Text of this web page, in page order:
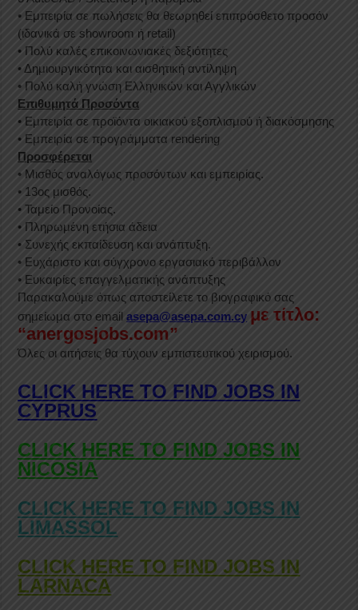
• Εμπειρία σε πωλήσεις θα θεωρηθεί επιπρόσθετο προσόν
(ιδανικά σε showroom ή retail)
• Πολύ καλές επικοινωνιακές δεξιότητες
• Δημιουργικότητα και αισθητική αντίληψη
• Πολύ καλή γνώση Ελληνικών και Αγγλικών
Επιθυμητά Προσόντα
• Εμπειρία σε προϊόντα οικιακού εξοπλισμού ή διακόσμησης
• Εμπειρία σε προγράμματα rendering
Προσφέρεται
• Μισθός αναλόγως προσόντων και εμπειρίας.
• 13ος μισθός.
• Ταμείο Προνοίας.
• Πληρωμένη ετήσια άδεια
• Συνεχής εκπαίδευση και ανάπτυξη.
• Ευχάριστο και σύγχρονο εργασιακό περιβάλλον
• Ευκαιρίες επαγγελματικής ανάπτυξης
Παρακαλούμε όπως αποστείλετε το βιογραφικό σας
σημείωμα στο emailasepa@asepa.com.cy με τίτλο:
“anergosjobs.com”
Όλες οι αιτήσεις θα τύχουν εμπιστευτικού χειρισμού.
CLICK HERE TO FIND JOBS IN
CYPRUS
CLICK HERE TO FIND JOBS IN
NICOSIA
CLICK HERE TO FIND JOBS IN
LIMASSOL
CLICK HERE TO FIND JOBS IN
LARNACA